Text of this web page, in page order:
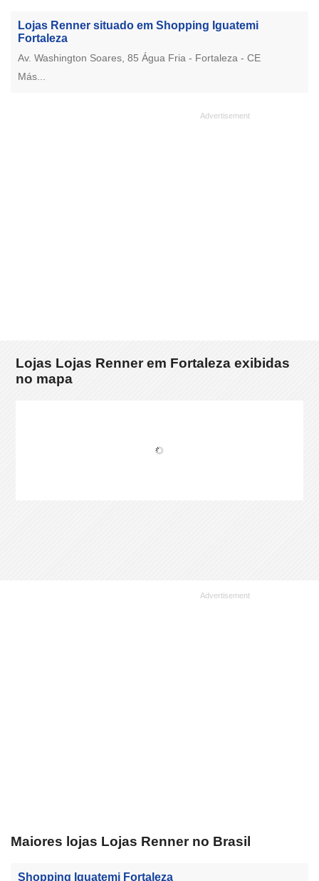
Lojas Renner situado em Shopping Iguatemi
Fortaleza
Av. Washington Soares, 85 Água Fria - Fortaleza - CE
Más...
Lojas Lojas Renner em Fortaleza exibidas
no mapa
Maiores lojas Lojas Renner no Brasil
Shopping Iguatemi Fortaleza